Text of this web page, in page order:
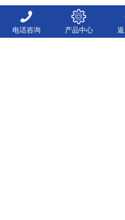
电话咨询 产品中心